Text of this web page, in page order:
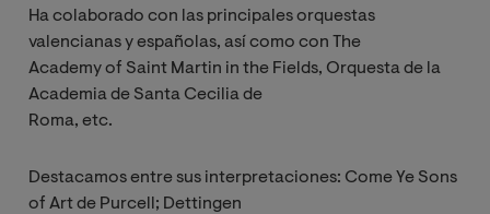
Ha colaborado con las principales orquestas
valencianas y españolas, así como con The
Academy of Saint Martin in the Fields, Orquesta de la
Academia de Santa Cecilia de
Roma, etc.
Destacamos entre sus interpretaciones: Come Ye Sons
of Art de Purcell; Dettingen